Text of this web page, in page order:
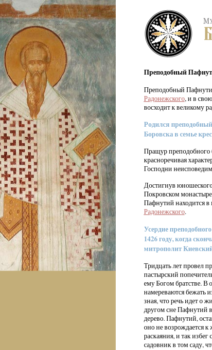
Преподобный
Преподобный
Радонежского, и в
восходит к великому
Родился
Боровска в семье
Пращур преподобного
красноречивая
Господни
Достигнув
Покровском
Пафнутий находится
Радонежского.
Усердие
1426 году, когда
митрополит
Тридцать лет провел
пастырский
ему Богом братстве. В
намереваются бежать
зная, что речь идет о
другом сне Пафнутий
дерево. Пафнутий,
оно не возрождается
раскаяния, и так
садовник в том саду,